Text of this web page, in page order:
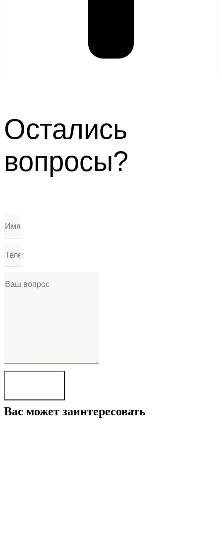
Остались
вопросы?
Вас может заинтересовать